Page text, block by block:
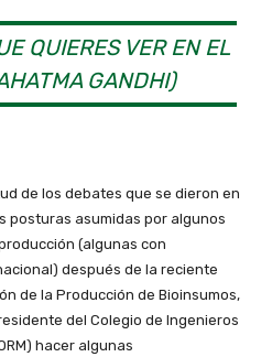
QUIERES VER EN EL
GANDHI)
de los debates que se dieron en
posturas asumidas por algunos
(algunas con
después de la reciente
de la Producción de Bioinsumos,
del Colegio de Ingenieros
hacer algunas